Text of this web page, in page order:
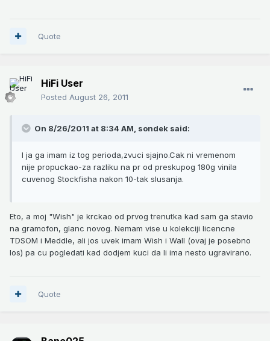
Quote
HiFi User
Posted August 26, 2011
On 8/26/2011 at 8:34 AM, sondek said:
I ja ga imam iz tog perioda,zvuci sjajno.Cak ni vremenom
nije propuckao-za razliku na pr od preskupog 180g vinila
cuvenog Stockfisha nakon 10-tak slusanja.
Eto, a moj "Wish" je krckao od prvog trenutka kad sam ga stavio
na gramofon, glanc novog. Nemam vise u kolekciji licencne
TDSOM i Meddle, ali jos uvek imam Wish i Wall (ovaj je posebno
los) pa cu pogledati kad dodjem kuci da li ima nesto ugravirano.
Quote